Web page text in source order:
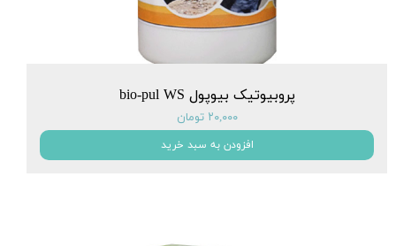
پروبیوتیک بیوپول bio-pul WS
۲۰,۰۰۰ تومان
افزودن به سبد خرید